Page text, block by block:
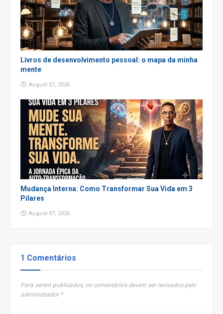
Livros de desenvolvimento pessoal: o mapa da minha
mente
August 07, 2026
Mudança Interna: Como Transformar Sua Vida em 3
Pilares
August 07, 2026
1 Comentários
Para serem publicados, os comentários devem ser revisados pelo
administrador *